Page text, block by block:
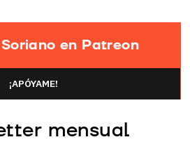
en Patreon
¡APÓYAME!
mensual